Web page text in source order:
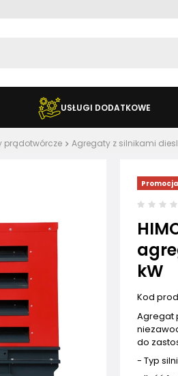
USŁUGI DODATKOWE
prądotwórcze Agregaty z silnikami
Promocja
kW
Kod
Agregat
do
- Typ